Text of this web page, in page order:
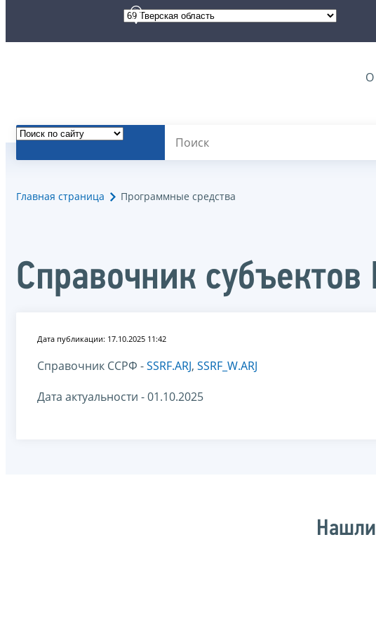
О
Главная страница Программные средства
Справочник
Дата публикации: 17.10.2025 11:42
Справочник ССРФ -SSRF.ARJ, SSRF_W.ARJ
Дата актуальности - 01.10.2025